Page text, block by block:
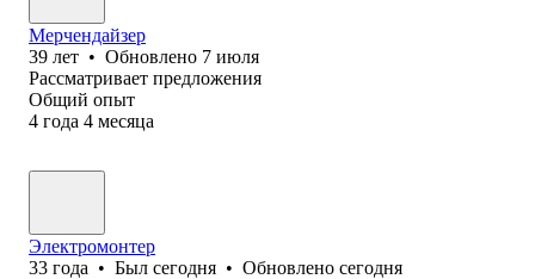
Мерчендайзер
39 лет • Обновлено 7 июля
Рассматривает предложения
Общий опыт
4 года 4 месяца
Электромонтер
33 года • Был сегодня • Обновлено сегодня